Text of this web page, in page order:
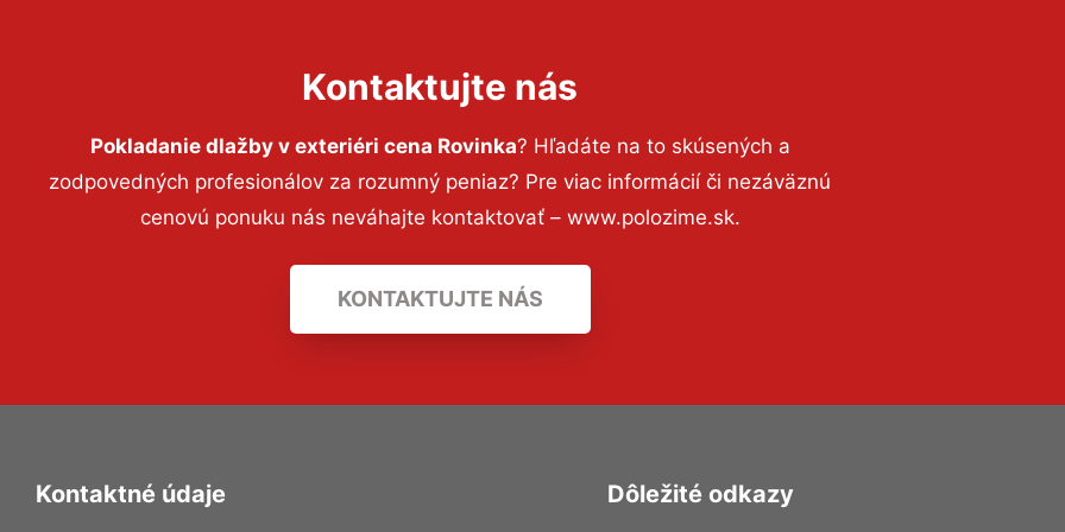
Kontaktujte nás
Pokladanie dlažby v exteriéri cena Rovinka? Hľadáte na to skúsených a
zodpovedných profesionálov za rozumný peniaz? Pre viac informácií či nezáväznú
cenovú ponuku nás neváhajte kontaktovať – www.polozime.sk.
KONTAKTUJTE NÁS
Kontaktné údaje Dôležité odkazy